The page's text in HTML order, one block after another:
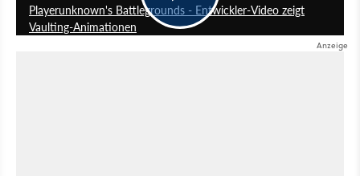
Playerunknown's Battlegrounds - Entwickler-Video zeigt
Vaulting-Animationen